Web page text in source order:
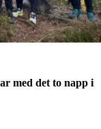
med det to napp i